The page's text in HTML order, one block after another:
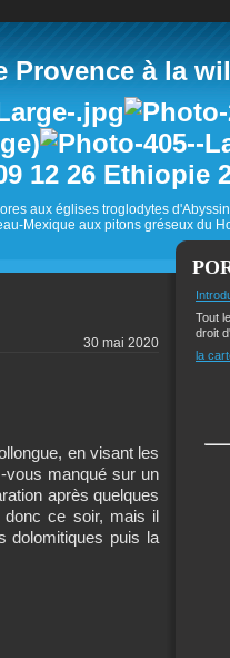
Provence à la
aux églises troglodytes
Mexique aux pitons gréseux du
30 mai 2020
en visant les
vous manqué sur un
après quelques
ce soir, mais il
dolomitiques puis la
Tout
droit
la